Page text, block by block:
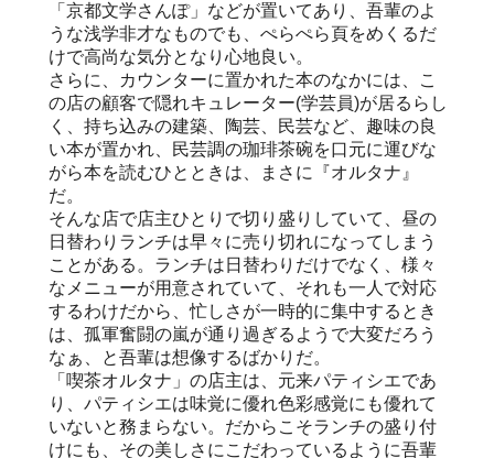
「京都文学さんぽ」などが置いてあり、吾輩のよ
うな浅学非才なものでも、ぺらぺら頁をめくるだ
けで高尚な気分となり心地良い。
さらに、カウンターに置かれた本のなかには、こ
の店の顧客で隠れキュレーター(学芸員)が居るらし
く、持ち込みの建築、陶芸、民芸など、趣味の良
い本が置かれ、民芸調の珈琲茶碗を口元に運びな
がら本を読むひとときは、まさに『オルタナ』
だ。
そんな店で店主ひとりで切り盛りしていて、昼の
日替わりランチは早々に売り切れになってしまう
ことがある。ランチは日替わりだけでなく、様々
なメニューが用意されていて、それも一人で対応
するわけだから、忙しさが一時的に集中するとき
は、孤軍奮闘の嵐が通り過ぎるようで大変だろう
なぁ、と吾輩は想像するばかりだ。
「喫茶オルタナ」の店主は、元来パティシエであ
り、パティシエは味覚に優れ色彩感覚にも優れて
いないと務まらない。だからこそランチの盛り付
けにも、その美しさにこだわっているように吾輩